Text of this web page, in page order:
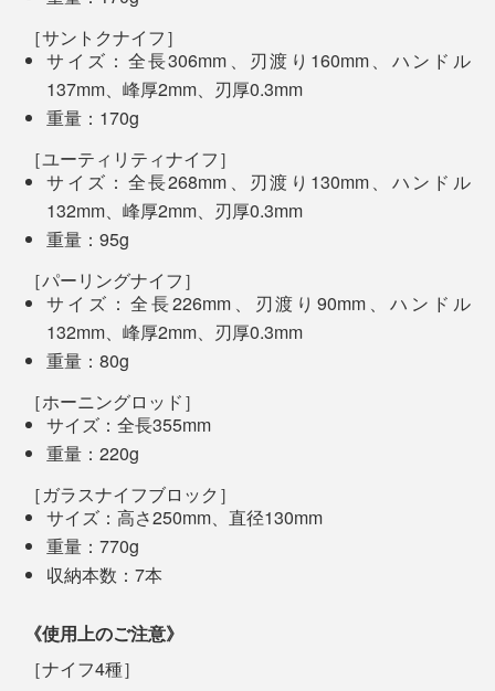
野菜・果物の皮むきや種・ヘタ取りなど、手元での細か
い作業にとても便利なパーリングナイフ。刃渡り9cmと
ユーティリティナイフよりもさらに小さく、刃元から先
端に向かって緩やかにカーブした形状。
を入れたりといった場面でも活躍します。
写真上から「シェフズナイフ／チタンゴールド」、「
ラック」、「 ユーティリティナイフ／マットシルバー
最近ホームシェフに目覚めたパートナーや友人へのギフ
トにも喜ばれるはずです。
素材そのもののおいしさを引き出す『hast.』のエディシ
ョンナイフ。
喜びを、あなたの手で確かめてみてください。いつのま
にか、料理が癒しの時間に変わるかもしれません。
写真は「 シェフズナイフ／チタンブラック 」と「 ホーニングロッド
これまでは重い研ぎ石を水に浸けて、時間をかけて包丁
を研ぎ、その後始末も面倒だったので、メンテナンスの
快適さにも驚きました。
［サントクナイフ］
サイズ：全長306mm、刃渡り160mm、ハンドル
137mm、峰厚2mm、刃厚0.3mm
重量：170g
［ユーティリティナイフ］
サイズ：全長268mm、刃渡り130mm、ハンドル
132mm、峰厚2mm、刃厚0.3mm
重量：95g
［パーリングナイフ］
サイズ：全長226mm、刃渡り90mm、ハンドル
132mm、峰厚2mm、刃厚0.3mm
重量：80g
［ホーニングロッド］
サイズ：全長355mm
重量：220g
［ガラスナイフブロック］
サイズ：高さ250mm、直径130mm
重量：770g
収納本数：7本
《使用上のご注意》
［ナイフ4種］